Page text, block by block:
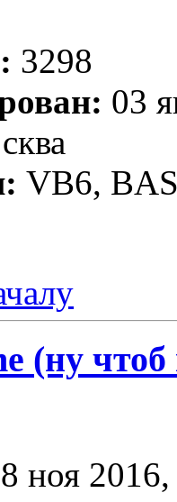
3298
03
VB6,
(ну
ноя